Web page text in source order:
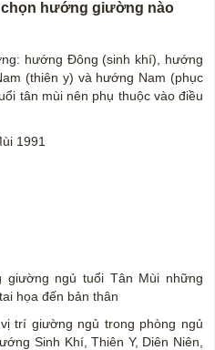
chọn hướng giường nào
hướng Đông (sinh khí), hướng
(thiên y) và hướng Nam (phục
tân mùi nên phụ thuộc vào điều
1991
giường ngủ tuổi Tân Mùi những
họa đến bản thân
trí giường ngủ trong phòng ngủ
Sinh Khí, Thiên Y, Diên Niên,